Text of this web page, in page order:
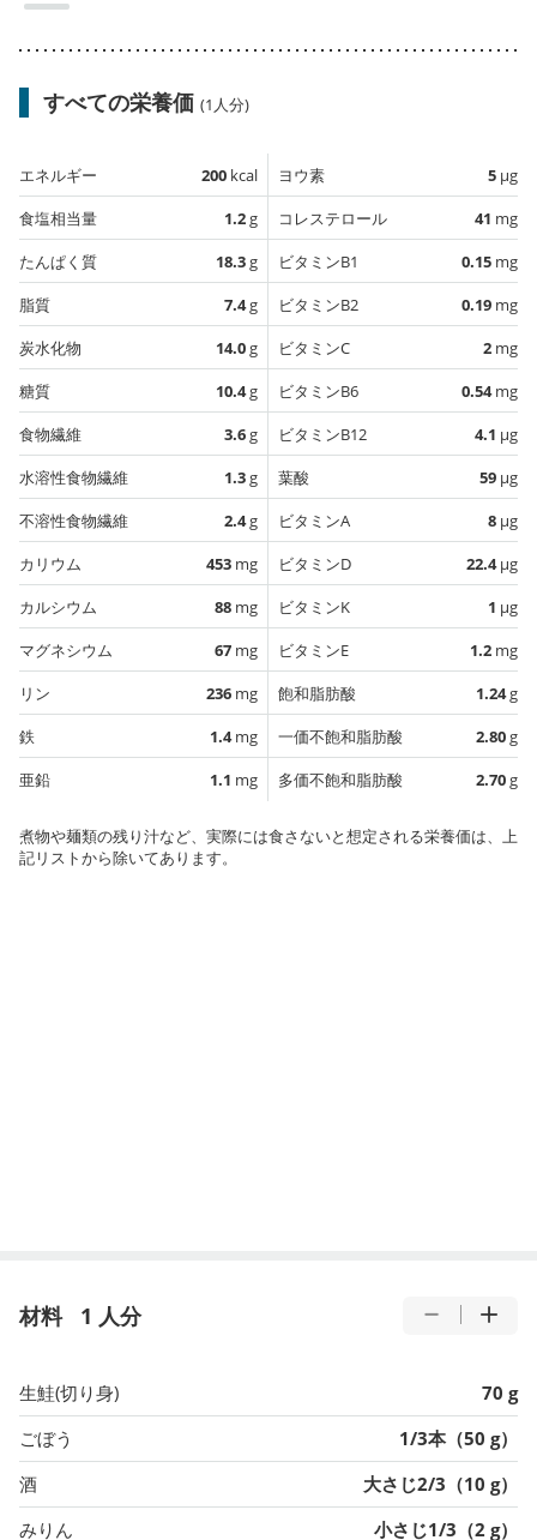
すべての栄養価 (1人分)
エネルギー 200 kcal
食塩相当量
1.2g
たんぱく質
18.3g
脂質
7.4g
炭水化物
14.0g
糖質
10.4g
食物繊維
3.6g
水溶性食物繊維
1.3g
不溶性食物繊維
2.4g
カリウム
453 mg
カルシウム
88 mg
マグネシウム
67 mg
リン
236 mg
鉄
1.4mg
亜鉛
1.1 mg
ヨウ素 5 µg
コレステロール
41 mg
ビタミンB1
0.15 mg
ビタミンB2
0.19 mg
ビタミンC
2 mg
ビタミンB6
0.54mg
ビタミンB12
4.1 µg
葉酸
59 µg
ビタミンA
8 µg
ビタミンD
22.4µg
ビタミンK
1 µg
ビタミンE
1.2 mg
飽和脂肪酸
1.24g
一価不飽和脂肪酸
2.80g
多価不飽和脂肪酸
2.70g
煮物や麺類の残り汁など、実際には食さないと想定される栄養価は、上
記リストから除いてあります。
材料 1 人分
生鮭(切り身)
70 g
ごぼう
1/3本（50 g）
酒
大さじ2/3（10 g）
みりん
小さじ1/3（2 g）